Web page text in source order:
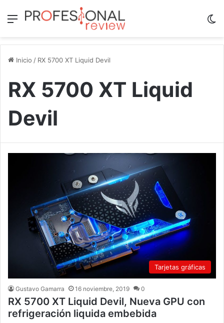
Menú
Inicio / RX 5700 XT Liquid Devil
RX 5700 XT Liquid
Devil
Tarjetas gráficas
Gustavo Gamarra 16 noviembre, 2019 0
RX 5700 XT Liquid Devil, Nueva GPU con
refrigeración liquida embebida